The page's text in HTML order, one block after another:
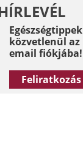
Egészségtippek
közvetlenül az
email fiókjába!
Feliratkozás